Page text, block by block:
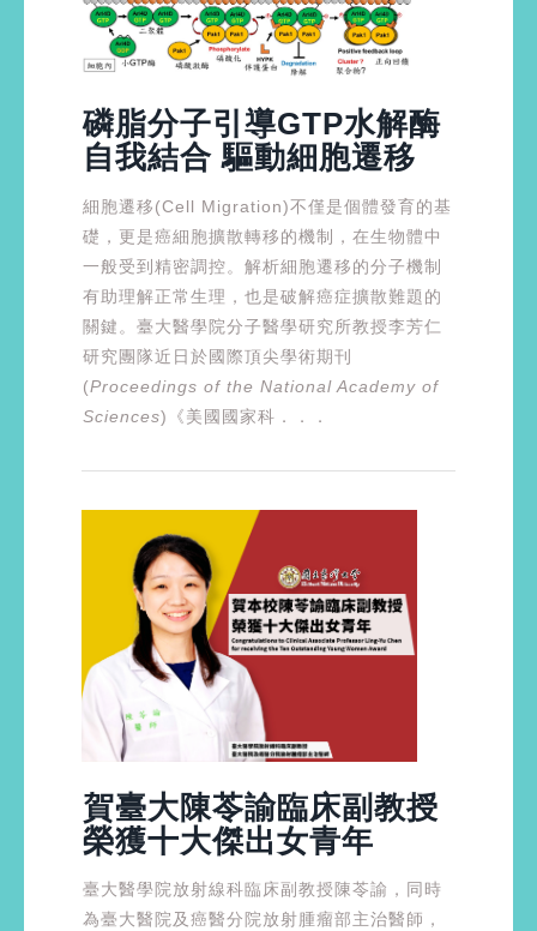
磷脂分子引導GTP水解酶
自我結合 驅動細胞遷移
細胞遷移(Cell Migration)不僅是個體發育的基
礎，更是癌細胞擴散轉移的機制，在生物體中
一般受到精密調控。解析細胞遷移的分子機制
有助理解正常生理，也是破解癌症擴散難題的
關鍵。臺大醫學院分子醫學研究所教授李芳仁
研究團隊近日於國際頂尖學術期刊
(Proceedings of the National Academy of
Sciences)《美國國家科．．．
賀臺大陳苓諭臨床副教授
榮獲十大傑出女青年
臺大醫學院放射線科臨床副教授陳苓諭，同時
為臺大醫院及癌醫分院放射腫瘤部主治醫師，